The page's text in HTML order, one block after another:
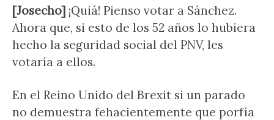
[Josecho] ¡Quiá! Pienso votar a Sánchez.
Ahora que, si esto de los 52 años lo hubiera
hecho la seguridad social del PNV, les
votaría a ellos.
En el Reino Unido del Brexit si un parado
no demuestra fehacientemente que porfía